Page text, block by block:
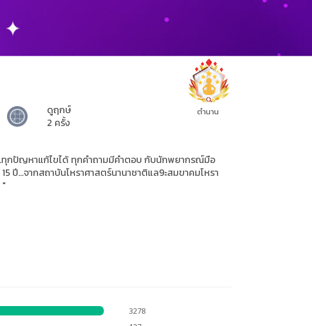
ดูฤกษ์
2 ครั้ง
ตำนาน
ทุกปัญหาแก้ไขได้ ทุกคำถามมีคำตอบ กับนักพยากรณ์มือ
ปี...จากสถาบันโหราศาสตร์นานาชาติแล9ะสมขาคมโหรา
3278